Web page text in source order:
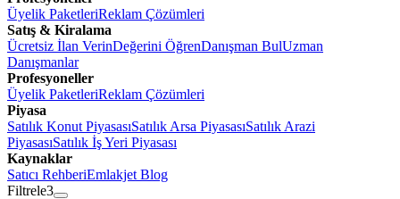
Üyelik PaketleriReklam Çözümleri
Satış & Kiralama
Ücretsiz İlan VerinDeğerini ÖğrenDanışman BulUzman
Danışmanlar
Profesyoneller
Üyelik PaketleriReklam Çözümleri
Piyasa
Satılık Konut PiyasasıSatılık Arsa PiyasasıSatılık Arazi
PiyasasıSatılık İş Yeri Piyasası
Kaynaklar
Satıcı RehberiEmlakjet Blog
Filtrele3